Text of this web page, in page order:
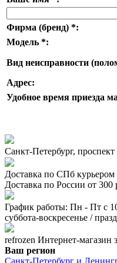
Фирма (бренд) *:
Модель *:
Вид неисправности
Адрес:
Удобное время приезда
Санкт-Петербург,
Доставка по СПб курьером
Доставка по России от 300
График работы: Пн - Пт с
суббота-воскресенье /
refrozen Интернет-магазин
Ваш регион